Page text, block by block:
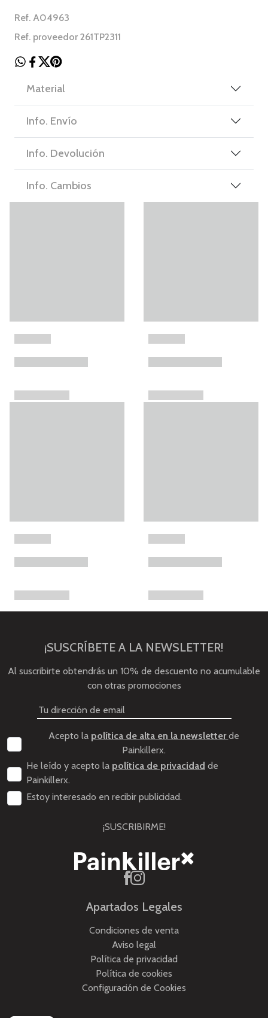
Ref. A04963
Ref. proveedor 261TP2311
Material
Info. Envío
Info. Devolución
Info. Cambios
¡SUSCRÍBETE A LA NEWSLETTER!
Al suscribirte obtendrás un 10% de descuento no acumulable
con otras promociones
Acepto la política de alta en la newsletterde
Painkillerx.
He leído y acepto la política de privacidad de
Painkillerx.
Estoy interesado en recibir publicidad.
¡SUSCRIBIRME!
Apartados Legales
Condiciones de venta
Aviso legal
Política de privacidad
Política de cookies
Configuración de Cookies